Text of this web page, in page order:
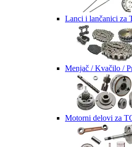
Lanci i lančanici za
Menjač / Kvačilo /
Motorni delovi za